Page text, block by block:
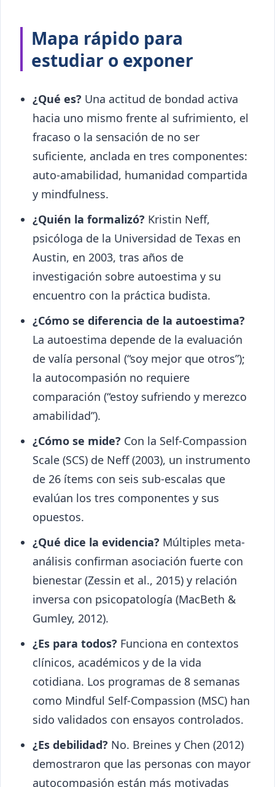
Mapa rápido para
estudiar o exponer
¿Qué es? Una actitud de bondad activa
hacia uno mismo frente al sufrimiento, el
fracaso o la sensación de no ser
suficiente, anclada en tres componentes:
auto-amabilidad, humanidad compartida
y mindfulness.
¿Quién la formalizó? Kristin Neff,
psicóloga de la Universidad de Texas en
Austin, en 2003, tras años de
investigación sobre autoestima y su
encuentro con la práctica budista.
¿Cómo se diferencia de la autoestima?
La autoestima depende de la evaluación
de valía personal (“soy mejor que otros”);
la autocompasión no requiere
comparación (“estoy sufriendo y merezco
amabilidad”).
¿Cómo se mide? Con la Self-Compassion
Scale (SCS) de Neff (2003), un instrumento
de 26 ítems con seis sub-escalas que
evalúan los tres componentes y sus
opuestos.
¿Qué dice la evidencia? Múltiples meta-
análisis confirman asociación fuerte con
bienestar (Zessin et al., 2015) y relación
inversa con psicopatología (MacBeth &
Gumley, 2012).
¿Es para todos? Funciona en contextos
clínicos, académicos y de la vida
cotidiana. Los programas de 8 semanas
como Mindful Self-Compassion (MSC) han
sido validados con ensayos controlados.
¿Es debilidad? No. Breines y Chen (2012)
demostraron que las personas con mayor
autocompasión están más motivadas